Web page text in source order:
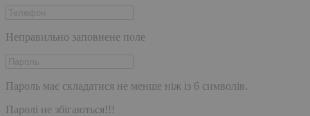
Неправильно заповнене поле
Пароль має складатися не менше ніж із 6 символів.
Паролі не збігаються!!!